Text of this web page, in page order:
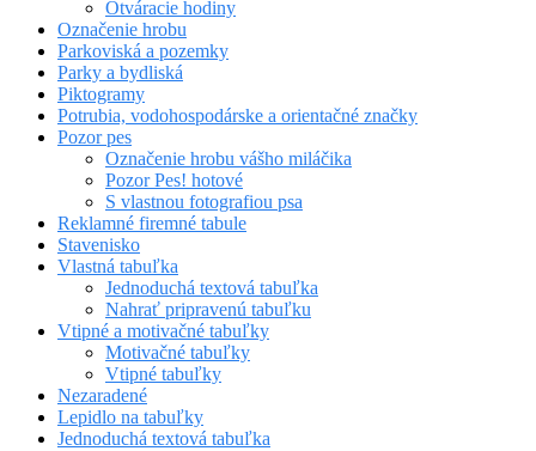
Otváracie hodiny
Označenie hrobu
Parkoviská a pozemky
Parky a bydliská
Piktogramy
Potrubia, vodohospodárske a orientačné značky
Pozor pes
Označenie hrobu vášho miláčika
Pozor Pes! hotové
S vlastnou fotografiou psa
Reklamné firemné tabule
Stavenisko
Vlastná tabuľka
Jednoduchá textová tabuľka
Nahrať pripravenú tabuľku
Vtipné a motivačné tabuľky
Motivačné tabuľky
Vtipné tabuľky
Nezaradené
Lepidlo na tabuľky
Jednoduchá textová tabuľka